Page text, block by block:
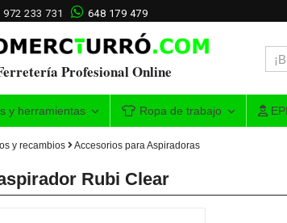
972 233 731 648 179 479
Profesional Online
y herramientas Ropa de trabajo
y recambios Accesorios para Aspiradoras
Rubi Clear